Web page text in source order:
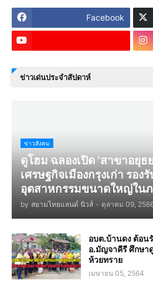
Facebook
ข่าวเด่นประจำสัปดาห์
ข่าวสังคม
ดูโฮม ฉลองเปิด ‘สาขาอยุธ
เศรษฐกิจเมืองกรุงเก่า รอ
อุตสาหกรรมขนาดใหญ่ใน
by สยามไทยแลนด์ นิวส์ - ตุลาคม 09,
อบต.บ้านดง ต้อ
อ.มัญจาคีรี ศึกษา
ห้วยทราย
เมษายน 05, 2564